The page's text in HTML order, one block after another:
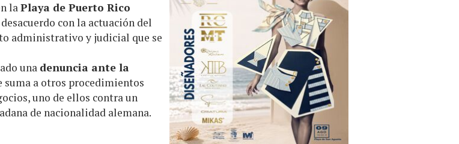
laPlaya de Puerto Rico
con la actuación del
administrativo y judicial que se
una denuncia ante la
suma a otros procedimientos
uno de ellos contra un
de nacionalidad alemana.